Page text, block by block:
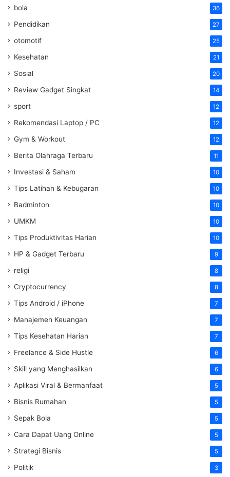
bola 36
Pendidikan 27
otomotif 25
Kesehatan 21
Sosial 20
Review Gadget Singkat 14
sport 12
Rekomendasi Laptop / PC 12
Gym & Workout 12
Berita Olahraga Terbaru 11
Investasi & Saham 10
Tips Latihan & Kebugaran 10
Badminton 10
UMKM 10
Tips Produktivitas Harian 10
HP & Gadget Terbaru 9
religi 8
Cryptocurrency 8
Tips Android / iPhone 7
Manajemen Keuangan 7
Tips Kesehatan Harian 7
Freelance & Side Hustle 6
Skill yang Menghasilkan 6
Aplikasi Viral & Bermanfaat 5
Bisnis Rumahan 5
Sepak Bola 5
Cara Dapat Uang Online 5
Strategi Bisnis 5
Politik 3